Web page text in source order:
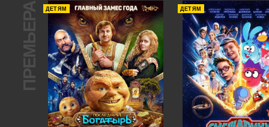
ПРЕМЬЕРА ДЕТЯМ ДЕТЯМ